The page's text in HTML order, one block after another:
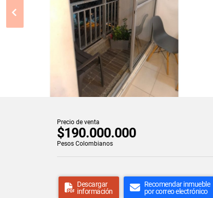
Precio de venta
$190.000.000
Pesos Colombianos
Descargar
información
Recomendar inmueble
por correo electrónico